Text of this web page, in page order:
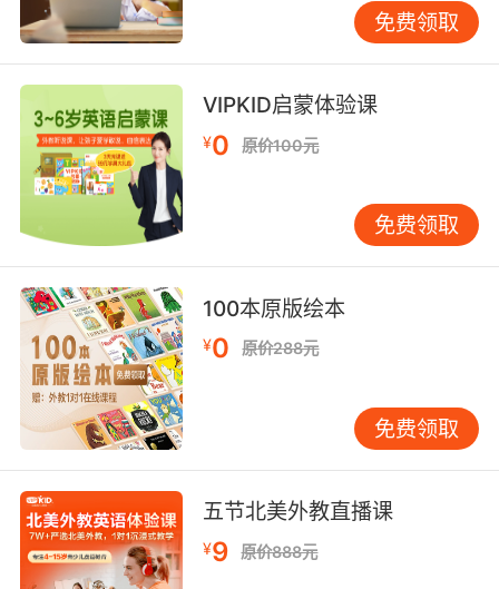
免费领取
VIPKID启蒙体验课
¥0 原价100元
免费领取
100本原版绘本
¥0 原价288元
免费领取
五节北美外教直播课
¥9 原价888元